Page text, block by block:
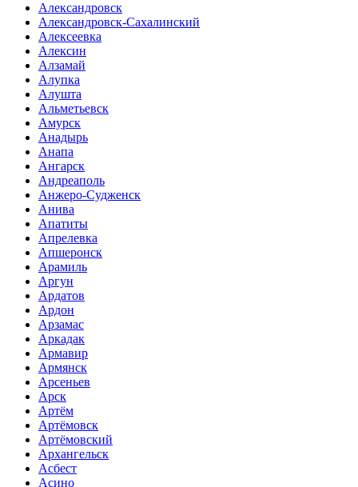
Александровск
Александровск-Сахалинский
Алексеевка
Алексин
Алзамай
Алупка
Алушта
Альметьевск
Амурск
Анадырь
Анапа
Ангарск
Андреаполь
Анжеро-Судженск
Анива
Апатиты
Апрелевка
Апшеронск
Арамиль
Аргун
Ардатов
Ардон
Арзамас
Аркадак
Армавир
Армянск
Арсеньев
Арск
Артём
Артёмовск
Артёмовский
Архангельск
Асбест
Асино